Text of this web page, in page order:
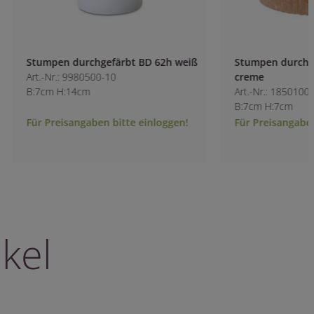
Stumpen durchgefärbt BD 62h weiß
Art.-Nr.: 9980500-10
B:7cm H:14cm
Für Preisangaben bitte einloggen!
Stumpen
creme
Art.-Nr.: 1850100-13
B:7cm H:7cm
Für